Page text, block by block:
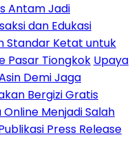
Antam Jadi
dan Edukasi
Standar Ketat untuk
Pasar Tiongkok Upaya
Demi Jaga
Bergizi Gratis
Menjadi Salah
Press Release